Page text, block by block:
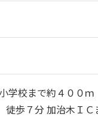
学校まで約４００
歩７分 加治木Ｉ